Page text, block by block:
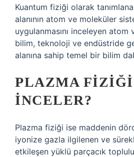
Kuantum fiziği olarak
alanının atom ve moleküler
uygulanmasını inceleyen
bilim, teknoloji ve endüstride
alanına sahip temel bir bilim
PLAZMA
INCELER?
Plazma fiziği ise maddenin
iyonize gazla ilgilenen ve
etkileşen yüklü parçacık